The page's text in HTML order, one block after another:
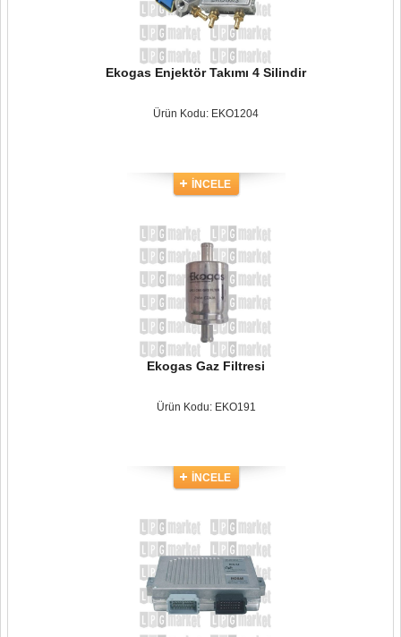
Ekogas Enjektör Takımı 4 Silindir
Ürün Kodu: EKO1204
İNCELE
Ekogas Gaz Filtresi
Ürün Kodu: EKO191
İNCELE